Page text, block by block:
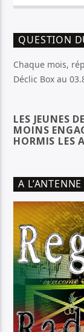
QUESTION
Chaque mois,
Déclic Box au
LES JEUNES
MOINS
HORMIS LES
A L’ANTENNE